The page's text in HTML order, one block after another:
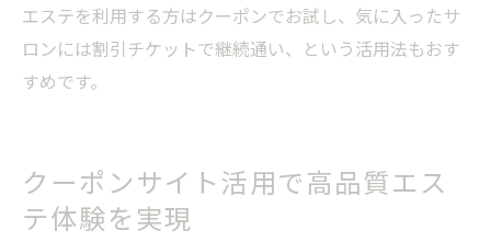
エステを利用する方はクーポンでお試し、気に入ったサ
ロンには割引チケットで継続通い、という活用法もおす
すめです。
クーポンサイト活用で高品質エス
テ体験を実現